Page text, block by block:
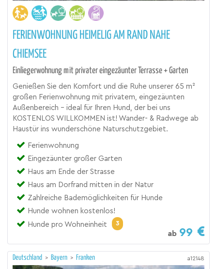
FERIENWOHNUNG HEIMELIG AM RAND NAHE
CHIEMSEE
Einliegerwohnung mit privater eingezäunter Terrasse + Garten
Genießen Sie den Komfort und die Ruhe unserer 65 m²
großen Ferienwohnung mit privatem, eingezäunten
Außenbereich - ideal für Ihren Hund, der bei uns
KOSTENLOS WILLKOMMEN ist! Wander- & Radwege ab
Haustür ins wunderschöne Naturschutzgebiet.
Ferienwohnung
Eingezäunter großer Garten
Haus am Ende der Strasse
Haus am Dorfrand mitten in der Natur
Zahlreiche Bademöglichkeiten für Hunde
Hunde wohnen kostenlos!
Hunde pro Wohneinheit
3
ab 99
Deutschland > Bayern > Franken a12148